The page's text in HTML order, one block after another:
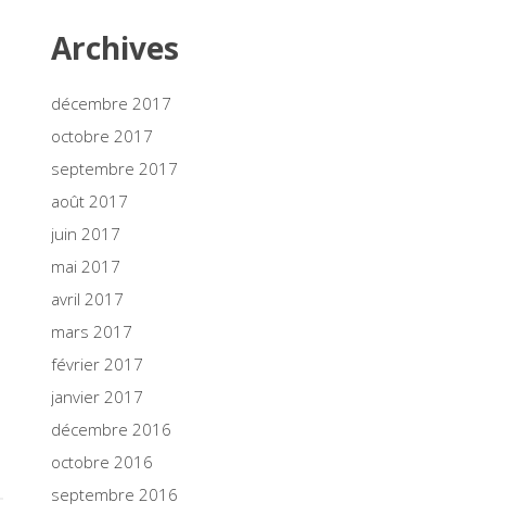
Archives
décembre 2017
octobre 2017
septembre 2017
août 2017
juin 2017
mai 2017
avril 2017
mars 2017
février 2017
janvier 2017
décembre 2016
octobre 2016
septembre 2016